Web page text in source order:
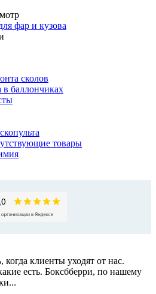
фар и кузова
сколов
в баллончиках
товары
клиенты уходят от нас.
есть. Боксбберри, по нашему